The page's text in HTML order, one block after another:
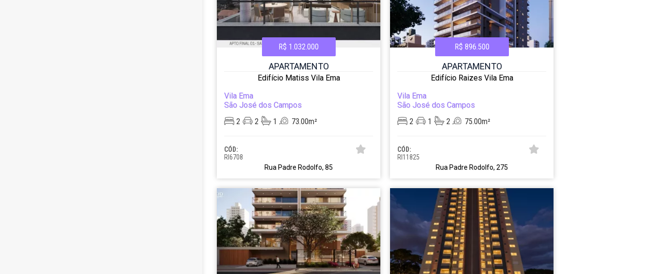
R$ 1.032.000
APARTAMENTO
Edifício Matiss Vila Ema
Vila Ema
São José dos Campos
2
2 1 73.00m²
CÓD:
RI6708
Rua Padre Rodolfo, 85
R$ 896.500
APARTAMENTO
Edifício Raizes Vila Ema
Vila Ema
São José dos Campos
2
1 2 75.00m²
CÓD:
RI11825
Rua Padre Rodolfo, 275